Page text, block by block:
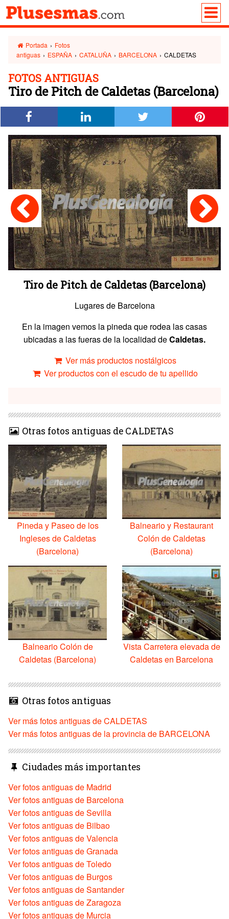
Portada › Fotos
antiguas › ESPAÑA › CATALUÑA › BARCELONA › CALDETAS
FOTOS ANTIGUAS
Tiro de Pitch de Caldetas (Barcelona)
Tiro de Pitch de Caldetas (Barcelona)
Lugares de Barcelona
En la imagen vemos la pineda que rodea las casas
ubicadas a las fueras de la localidad deCaldetas.
Ver más productos nostálgicos
Ver productos con el escudo de tu apellido
Otras fotos antiguas de CALDETAS
Pineda y Paseo de los
Ingleses de Caldetas
(Barcelona)
Balneario y Restaurant
Colón de Caldetas
(Barcelona)
Balneario Colón de
Caldetas (Barcelona)
Vista Carretera elevada de
Caldetas en Barcelona
Otras fotos antiguas
Ver más fotos antiguas de CALDETAS
Ver más fotos antiguas de la provincia de BARCELONA
Ciudades más importantes
Ver fotos antiguas de Madrid
Ver fotos antiguas de Barcelona
Ver fotos antiguas de Sevilla
Ver fotos antiguas de Bilbao
Ver fotos antiguas de Valencia
Ver fotos antiguas de Granada
Ver fotos antiguas de Toledo
Ver fotos antiguas de Burgos
Ver fotos antiguas de Santander
Ver fotos antiguas de Zaragoza
Ver fotos antiguas de Murcia